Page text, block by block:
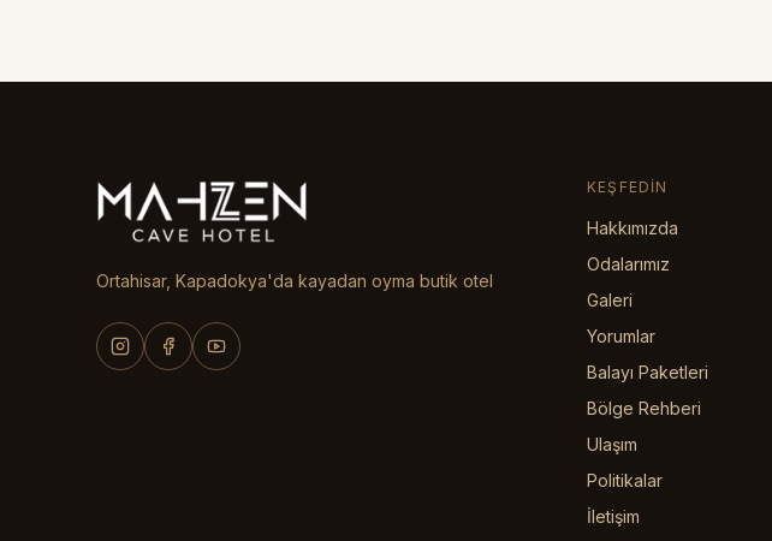
Ortahisar, Kapadokya'da kayadan oyma butik otel
KEŞFEDIN
Hakkımızda
Odalarımız
Galeri
Yorumlar
Balayı Paketleri
Bölge Rehberi
Ulaşım
Politikalar
İletişim